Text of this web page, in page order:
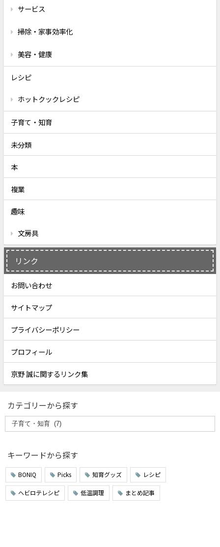
サービス
掃除・家事効率化
美容・健康
レシピ
ホットクックレシピ
子育て・知育
未分類
本
複業
趣味
文房具
リンク
お問い合わせ
サイトマップ
プライバシーポリシー
プロフィール
京野 誠に関するリンク集
カテゴリーから探す
キーワードから探す
BONIQ Picks 知育グッズ レシピ
ヘビロテレシピ 低温調理 まとめ記事